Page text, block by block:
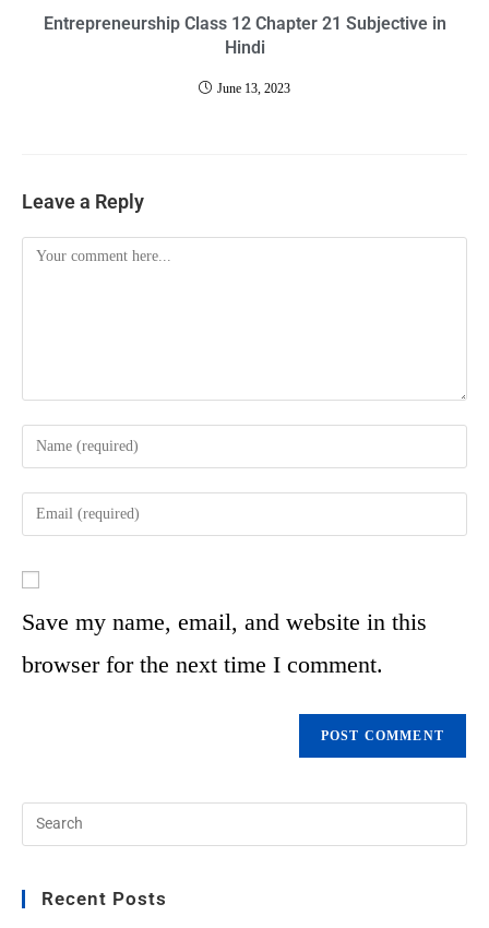
Entrepreneurship Class 12 Chapter 21 Subjective in
Hindi
June 13, 2023
Leave a Reply
Save my name, email, and website in this
browser for the next time I comment.
Recent Posts